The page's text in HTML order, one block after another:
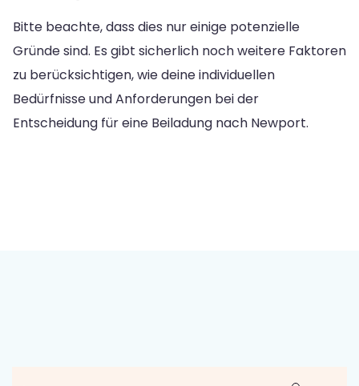
Bitte beachte, dass dies nur einige potenzielle
Gründe sind. Es gibt sicherlich noch weitere Faktoren
zu berücksichtigen, wie deine individuellen
Bedürfnisse und Anforderungen bei der
Entscheidung für eine Beiladung nach Newport.